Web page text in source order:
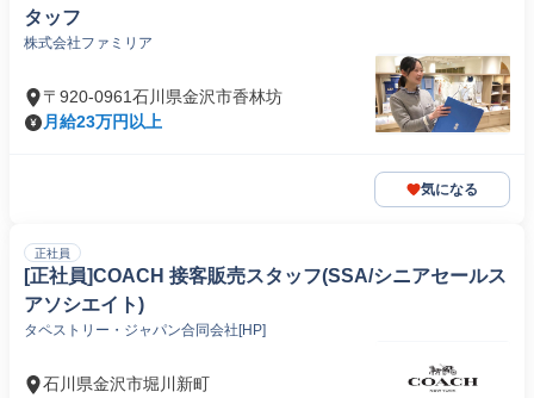
タッフ
株式会社ファミリア
〒920-0961石川県金沢市香林坊
月給23万円以上
気になる
正社員
[正社員]COACH 接客販売スタッフ(SSA/シニアセールス
アソシエイト)
タペストリー・ジャパン合同会社[HP]
石川県金沢市堀川新町